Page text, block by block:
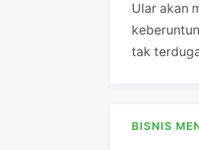
Ular akan
tak
BISNIS